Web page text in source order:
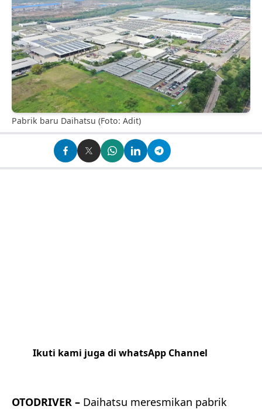
Pabrik baru Daihatsu (Foto: Adit)
Ikuti kami juga di whatsApp Channel
OTODRIVER – Daihatsu meresmikan pabrik